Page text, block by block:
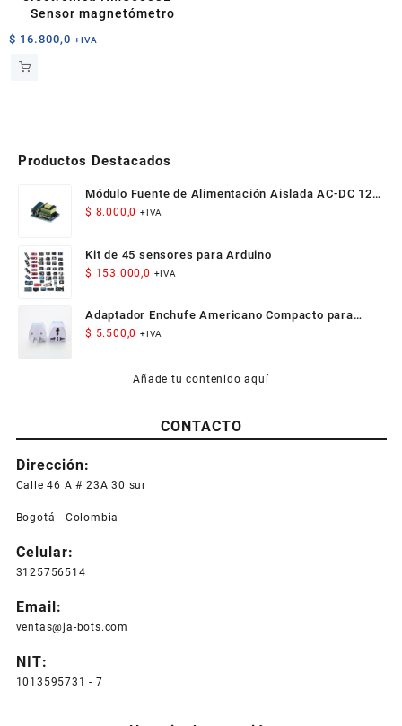
Sensor magnetómetro
$ 16.800,0 +IVA
Productos Destacados
Módulo Fuente de Alimentación Aislada AC-DC 12V
300mA 3.5W
$ 8.000,0 +IVA
Kit de 45 sensores para Arduino
$ 153.000,0 +IVA
Adaptador Enchufe Americano Compacto para
Viaje
$ 5.500,0 +IVA
Añade tu contenido aquí
CONTACTO
Dirección:
Calle 46 A # 23A 30 sur
Bogotá - Colombia
Celular:
3125756514
Email:
ventas@ja-bots.com
NIT:
1013595731 - 7